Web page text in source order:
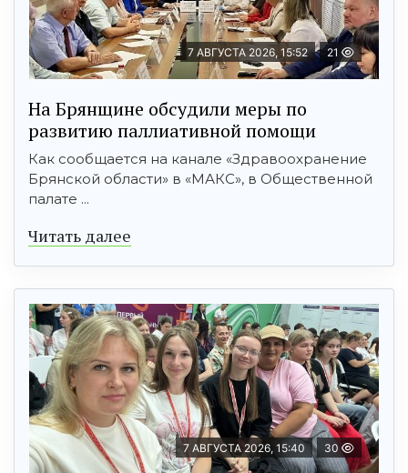
7 АВГУСТА 2026, 15:52 21
На Брянщине обсудили меры по
развитию паллиативной помощи
Как сообщается на канале «Здравоохранение
Брянской области» в «МАКС», в Общественной
палате ...
Читать далее
7 АВГУСТА 2026, 15:40 30